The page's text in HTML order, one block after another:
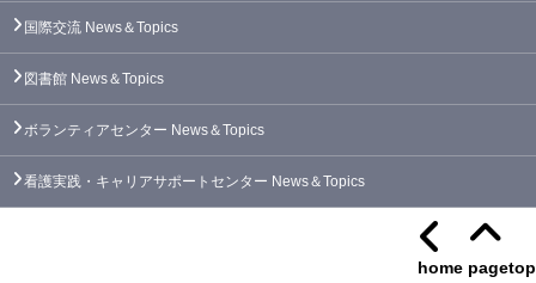
国際交流 News＆Topics
図書館 News＆Topics
ボランティアセンター News＆Topics
看護実践・キャリアサポートセンター News＆Topics
pagetop
home